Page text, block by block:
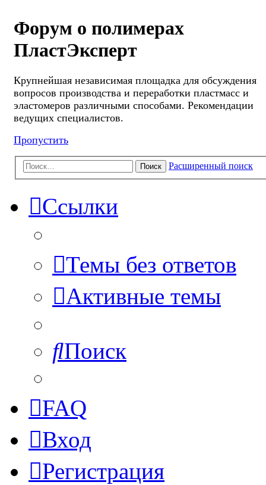
Форум о полимерах
ПластЭксперт
Крупнейшая независимая площадка для обсуждения
вопросов производства и переработки пластмасс и
эластомеров различными способами. Рекомендации
ведущих специалистов.
Пропустить
Поиск Расширенный поиск
Ссылки
Темы без ответов
Активные темы
Поиск
FAQ
Вход
Регистрация